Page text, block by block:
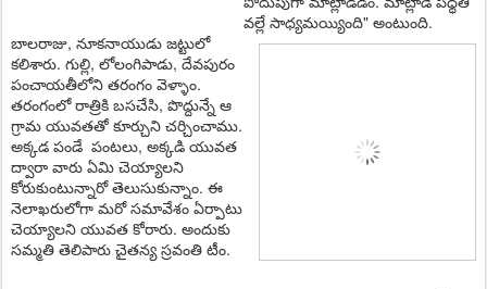
వల్లే సాధ్యమయ్యింది" అంటుంది.
బాలరాజు, నూకనాయుడు జట్టులో
కలిశారు. గుల్లి, లోలంగిపాడు, దేవపురం
పంచాయతీలోని తరంగం వెళ్ళాం.
తరంగంలో రాత్రికి బసచేసి, పొద్దున్నే ఆ
గ్రామ యువతతో కూర్చుని చర్చించాము.
అక్కడ పండే పంటలు, అక్కడి యువత
ద్వారా వారు ఏమి చెయ్యాలని
కోరుకుంటున్నారో తెలుసుకున్నాం. ఈ
నెలాఖరులోగా మరో సమావేశం ఏర్పాటు
చెయ్యాలని యువత కోరారు. అందుకు
సమ్మతి తెలిపారు చైతన్య స్రవంతి టీం.